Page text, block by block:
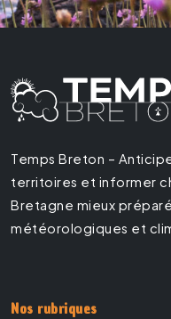
Temps Breton –
territoires et informer
Bretagne mieux
météorologiques et
Nos rubriques